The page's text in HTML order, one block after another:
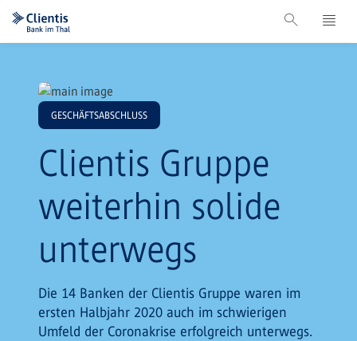
GESCHÄFTSABSCHLUSS
Clientis Gruppe
weiterhin solide
unterwegs
Die 14 Banken der Clientis Gruppe waren im
ersten Halbjahr 2020 auch im schwierigen
Umfeld der Coronakrise erfolgreich unterwegs.